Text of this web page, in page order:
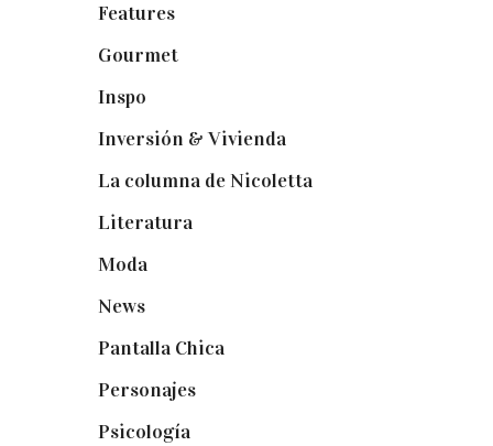
Features(29)
Gourmet(102)
Inspo
Inversión & Vivienda(5)
La columna de Nicoletta(5)
Literatura(1)
Moda(84)
News(24)
Pantalla Chica(22)
Personajes(9)
Psicología(60)